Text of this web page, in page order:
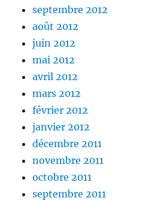
septembre 2012
août 2012
juin 2012
mai 2012
avril 2012
mars 2012
février 2012
janvier 2012
décembre 2011
novembre 2011
octobre 2011
septembre 2011